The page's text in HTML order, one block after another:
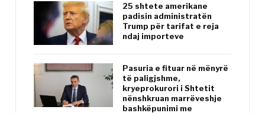
25 shtete amerikane
padisin administratën
Trump për tarifat e reja
ndaj importeve
Pasuria e fituar në mënyrë
të paligjshme,
kryeprokurori i Shtetit
nënshkruan marrëveshje
bashkëpunimi me